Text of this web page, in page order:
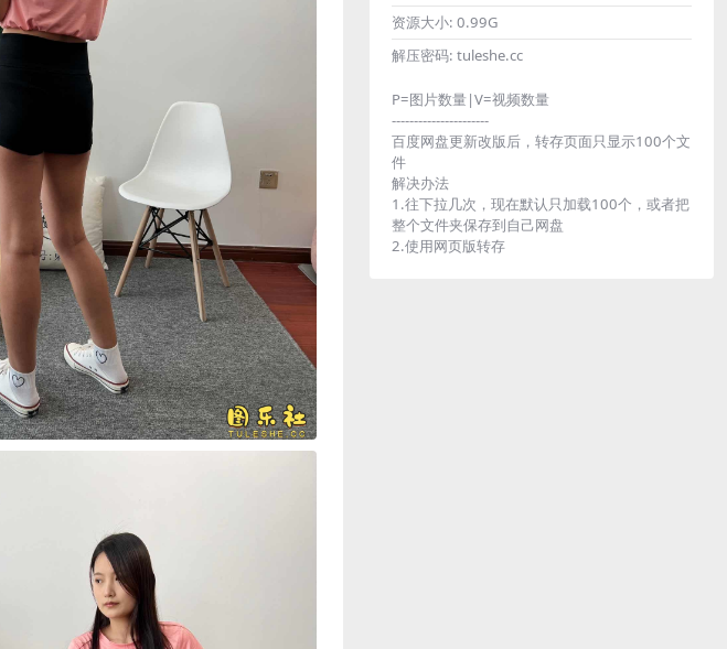
资源大小: 0.99G
解压密码: tuleshe.cc
P=图片数量|V=视频数量
----------------------
百度网盘更新改版后，转存页面只显示100个文
件
解决办法
1.往下拉几次，现在默认只加载100个，或者把
整个文件夹保存到自己网盘
2.使用网页版转存